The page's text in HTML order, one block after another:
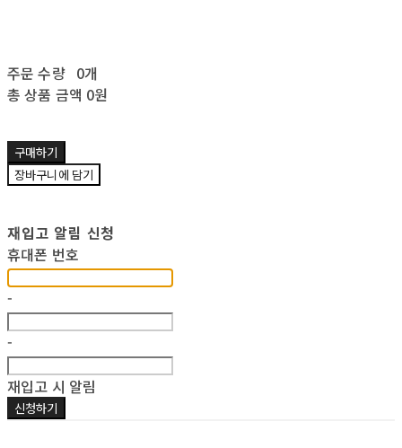
주문 수량 0개
총 상품 금액 0원
구매하기
장바구니에 담기
재입고 알림 신청
휴대폰 번호
-
-
재입고 시 알림
신청하기